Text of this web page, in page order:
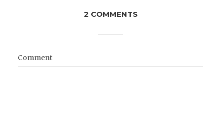
2 COMMENTS
Comment